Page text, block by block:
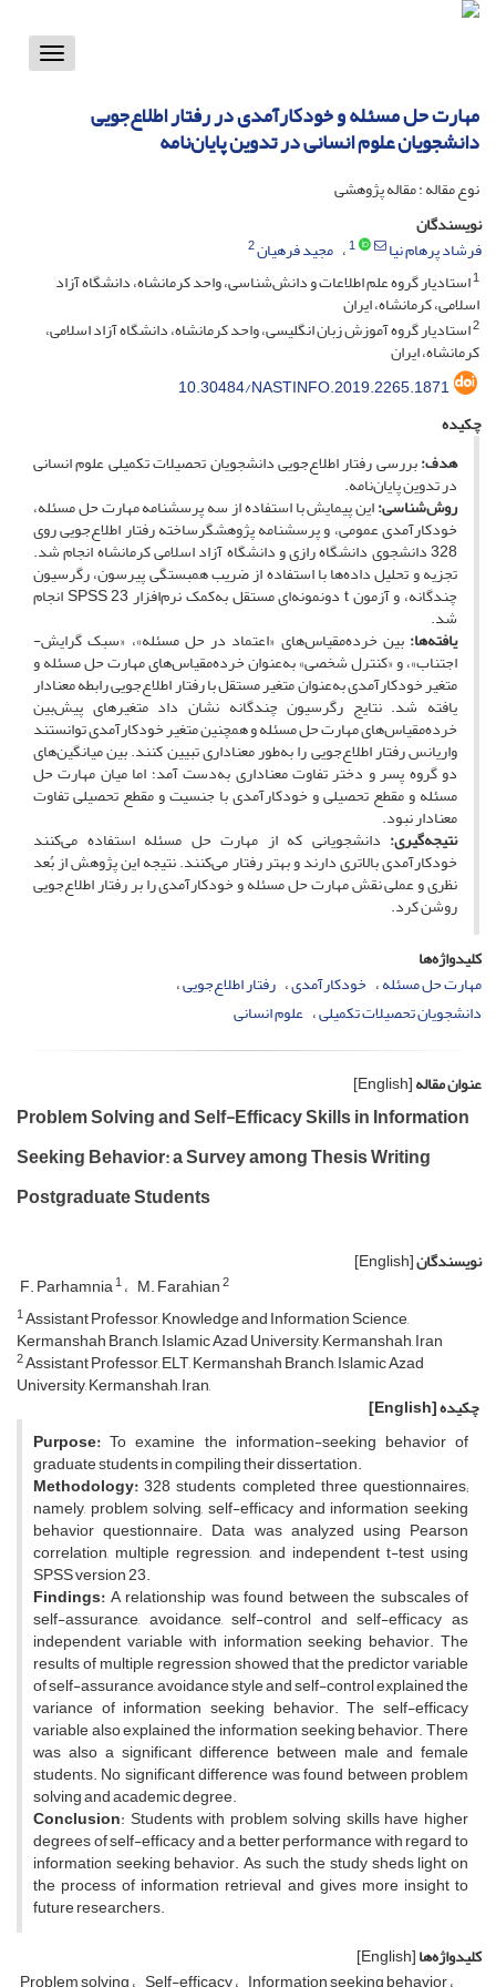
Toggle
مهارت حل مسئله و خودکارآمدی در رفتار اطلاع‌جویی
دانشجویان علوم انسانی در تدوین پایان‌نامه‌
نوع مقاله : مقاله پژوهشی
نویسندگان
فرشاد پرهام نیا
1 مجید فرهیان2
1استادیار گروه علم اطلاعات و دانش‌شناسی، واحد کرمانشاه، دانشگاه آزاد
اسلامی، کرمانشاه، ایران
2استادیار گروه آموزش زبان انگلیسی، واحد کرمانشاه، دانشگاه آزاد اسلامی،
کرمانشاه، ایران
10.30484/NASTINFO.2019.2265.1871
چکیده
هدف:بررسی رفتار اطلاع‌جویی دانشجویان تحصیلات تکمیلی علوم انسانی
در تدوین پایان‌نامه‌.
روش‌شناسی:این پیمایش با استفاده از سه پرسشنامه مهارت حل مسئله،
خودکارآمدی عمومی، و پرسشنامه پژوهشگر‌ساخته رفتار اطلاع‌جویی روی
328 دانشجوی دانشگاه رازی و دانشگاه آزاد اسلامی کرمانشاه انجام شد.
تجزیه‌ و ‌تحلیل داده‌ها با استفاده از ضریب همبستگی پیرسون، رگرسیون
چندگانه، و آزمون t دونمونه‌ای مستقل به‌کمک نرم‌افزار SPSS 23 انجام
شد.
یافته‌ها: بین خرده‌مقیاس‌های «اعتماد در حل مسئله»، «سبک گرایش-
اجتناب»، و «کنترل شخصی» به‌عنوان خرده‌مقیاس‌های مهارت حل مسئله و
متغیر خودکارآمدی به‌عنوان متغیر مستقل با رفتار اطلاع‌جویی رابطه معنا‌دار
یافته شد. نتایج رگرسیون چندگانه نشان داد متغیرهای پیش‌بین
خرده‌مقیاس‌های مهارت حل مسئله و همچنین متغیر خودکارآمدی توانستند
واریانس رفتار اطلاع‌جویی را به‌‌طور معناداری تبیین کنند. بین میانگین‌های
دو گروه پسر و دختر تفاوت معناداری به‌دست آمد؛ اما میان مهارت حل
مسئله و مقطع تحصیلی و خودکارآمدی با جنسیت و مقطع تحصیلی تفاوت
معنادار نبود.
نتیجه‌گیری: دانشجویانی که از مهارت حل مسئله استفاده می‌کنند
خودکارآمدی بالاتری دارند و بهتر رفتار می‌کنند. نتیجه این پژوهش از بُعد
نظری و عملی نقش مهارت حل مسئله و خودکارآمدی را بر رفتار اطلاع‌جویی
روشن کرد.
کلیدواژه‌ها
مهارت حل مسئله خودکارآمدی رفتار اطلاع‌جویی
دانشجویان تحصیلات تکمیلی علوم انسانی
عنوان مقاله[English]
Problem Solving and Self-Efficacy Skills in Information
Seeking Behavior: a Survey among Thesis Writing
Postgraduate Students
نویسندگان[English]
F. Parhamnia1 M. Farahian2
1Assistant Professor, Knowledge and Information Science,
Kermanshah Branch, Islamic Azad University, Kermanshah, Iran
2Assistant Professor, ELT, Kermanshah Branch, Islamic Azad
University, Kermanshah, Iran,
چکیده[English]
Purpose:To examine the information-seeking behavior of
graduate students in compiling their dissertation.
Methodology:328 students completed three questionnaires;
namely, problem solving, self-efficacy and information seeking
behavior questionnaire. Data was analyzed using Pearson
correlation, multiple regression, and independent t-test using
SPSS version 23.
Findings:A relationship was found between the subscales of
self-assurance, avoidance, self-control and self-efficacy as
independent variable with information seeking behavior. The
results of multiple regression showed that the predictor variable
of self-assurance, avoidance style and self-control explained the
variance of information seeking behavior. The self-efficacy
variable also explained the information seeking behavior. There
was also a significant difference between male and female
students. No significant difference was found between problem
solving and academic degree.
Conclusion: Students with problem solving skills have higher
degrees of self-efficacy and a better performance with regard to
information seeking behavior. As such, the study sheds light on
the process of information retrieval and gives more insight to
future researchers.
کلیدواژه‌ها[English]